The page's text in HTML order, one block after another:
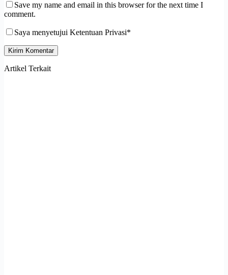
Save my name and email in this browser for the next time I
comment.
Saya menyetujui Ketentuan Privasi*
Kirim Komentar
Artikel Terkait